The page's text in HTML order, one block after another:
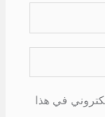
في هذا